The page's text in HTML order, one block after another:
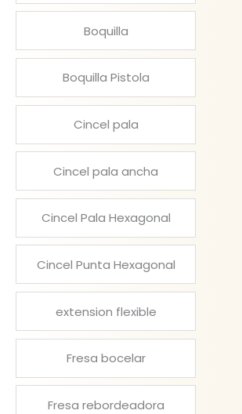
Boquilla
Boquilla Pistola
Cincel pala
Cincel pala ancha
Cincel Pala Hexagonal
Cincel Punta Hexagonal
extension flexible
Fresa bocelar
Fresa rebordeadora